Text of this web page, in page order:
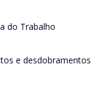
do Trabalho
e desdobramentos